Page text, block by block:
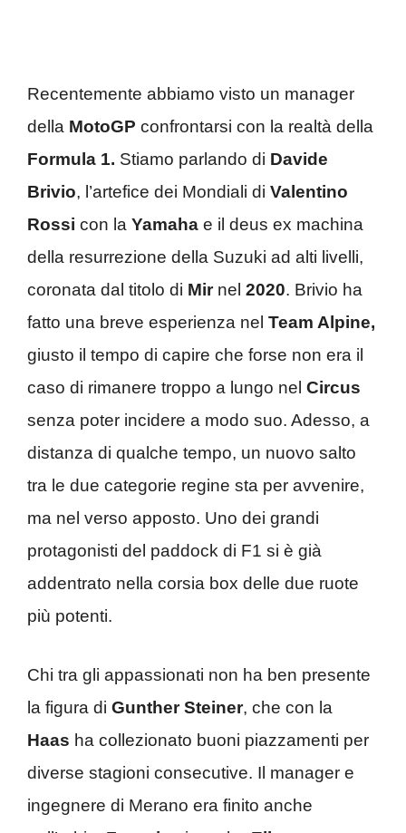
Recentemente abbiamo visto un manager
della MotoGP confrontarsi con la realtà della
Formula 1. Stiamo parlando di Davide
Brivio, l’artefice dei Mondiali di Valentino
Rossi con la Yamaha e il deus ex machina
della resurrezione della Suzuki ad alti livelli,
coronata dal titolo di Mirnel 2020. Brivio ha
fatto una breve esperienza nel Team Alpine,
giusto il tempo di capire che forse non era il
caso di rimanere troppo a lungo nel Circus
senza poter incidere a modo suo. Adesso, a
distanza di qualche tempo, un nuovo salto
tra le due categorie regine sta per avvenire,
ma nel verso apposto. Uno dei grandi
protagonisti del paddock di F1 si è già
addentrato nella corsia box delle due ruote
più potenti.
Chi tra gli appassionati non ha ben presente
la figura di Gunther Steiner, che con la
Haas ha collezionato buoni piazzamenti per
diverse stagioni consecutive. Il manager e
ingegnere di Merano era finito anche